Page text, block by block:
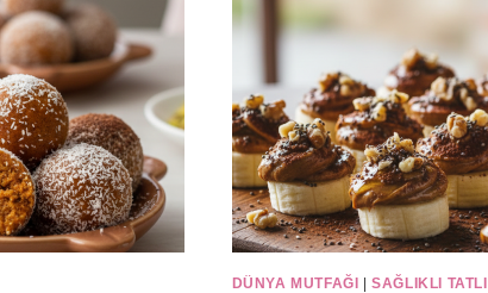
PEKMEZLI
HAMUR
ÇUBUKLARI
DÜNYA MUTFAĞI |SAĞLIKLI TATLI